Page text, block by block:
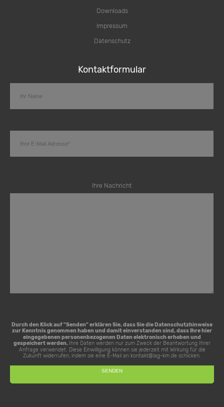
Downloads
Impressum
Datenschutz
Kontaktformular
Ihre Nachricht
Durch den Klick auf "Senden" erklären Sie, dass Sie dieDatenschutzhinweise
zur Kenntnis genommen haben und damit einverstanden sind, dass Ihre hier
eingegebenen personenbezogenen Daten elektronisch erhoben und
gespeichert werden. Ihre Daten werden nur zum Zweck der Beantwortung Ihrer
Anfrage verwendet. Diese Einwilligung können sie jederzeit mit Wirkung für die
Zukunft widerrufen, indem sie eine E-Mail an kontakt@lag-km.de schicken.